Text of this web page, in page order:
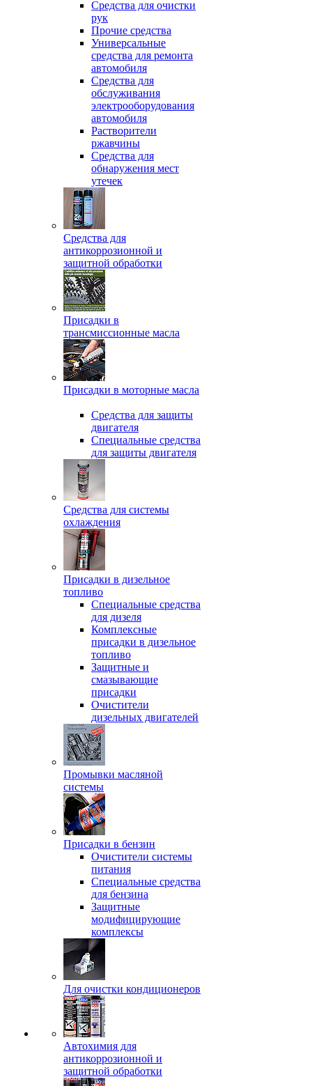
Средства для очистки
рук
Прочие средства
Универсальные
средства для ремонта
автомобиля
Средства для
обслуживания
электрооборудования
автомобиля
Растворители
ржавчины
Средства для
обнаружения мест
утечек
Средства для
антикоррозионной и
защитной обработки
Присадки в
трансмиссионные масла
Присадки в моторные масла
Средства для защиты
двигателя
Специальныe средства
для защиты двигателя
Средства для системы
охлаждения
Присадки в дизельное
топливо
Спeциальные средства
для дизеля
Комплексные
присадки в дизельное
топливо
Защитные и
смазывающие
присадки
Очистители
дизельных двигателей
Промывки масляной
системы
Присадки в бензин
Очистители системы
питания
Специальные срeдства
для бензина
Защитные
модифицирующие
комплексы
Для очистки кондиционеров
Автохимия для
антикоррозионной и
защитной обработки